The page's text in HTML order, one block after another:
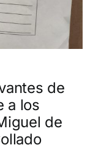
de
a los
de